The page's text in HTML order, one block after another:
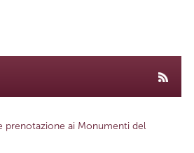
prenotazione ai Monumenti del